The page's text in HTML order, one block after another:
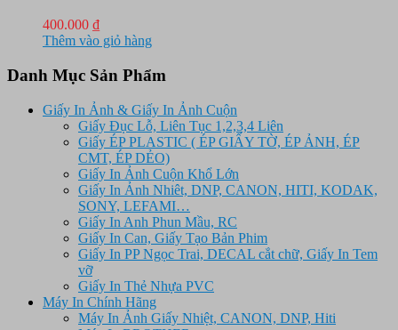
400.000 ₫
Thêm vào giỏ hàng
Danh Mục Sản Phẩm
Giấy In Ảnh & Giấy In Ảnh Cuộn
Giấy Đục Lỗ, Liên Tục 1,2,3,4 Liên
Giấy ÉP PLASTIC ( ÉP GIẤY TỜ, ÉP ẢNH, ÉP
CMT, ÉP DẺO)
Giấy In Ảnh Cuộn Khổ Lớn
Giấy In Ảnh Nhiêt, DNP, CANON, HITI, KODAK,
SONY, LEFAMI…
Giấy In Anh Phun Mầu, RC
Giấy In Can, Giấy Tạo Bản Phim
Giấy In PP Ngọc Trai, DECAL cắt chữ, Giấy In Tem
vỡ
Giấy In Thẻ Nhựa PVC
Máy In Chính Hãng
Máy In Ảnh Giấy Nhiệt, CANON, DNP, Hiti